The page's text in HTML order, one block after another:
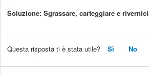
Soluzione: Sgrassare, carteggiare e
Questa risposta ti è stata utile? Sì No